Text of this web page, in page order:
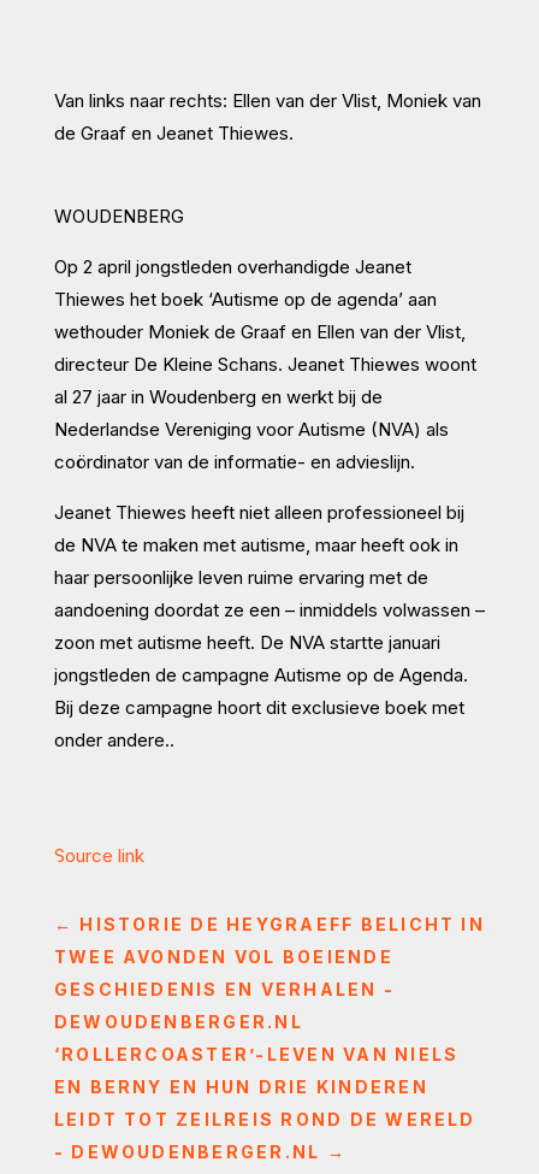
Van links naar rechts: Ellen van der Vlist, Moniek van
de Graaf en Jeanet Thiewes.
WOUDENBERG
Op 2 april jongstleden overhandigde Jeanet
Thiewes het boek ‘Autisme op de agenda’ aan
wethouder Moniek de Graaf en Ellen van der Vlist,
directeur De Kleine Schans. Jeanet Thiewes woont
al 27 jaar in Woudenberg en werkt bij de
Nederlandse Vereniging voor Autisme (NVA) als
coördinator van de informatie- en advieslijn.
Jeanet Thiewes heeft niet alleen professioneel bij
de NVA te maken met autisme, maar heeft ook in
haar persoonlijke leven ruime ervaring met de
aandoening doordat ze een – inmiddels volwassen –
zoon met autisme heeft. De NVA startte januari
jongstleden de campagne Autisme op de Agenda.
Bij deze campagne hoort dit exclusieve boek met
onder andere..
Source link
← HISTORIE DE HEYGRAEFF BELICHT IN
TWEE AVONDEN VOL BOEIENDE
GESCHIEDENIS EN VERHALEN -
DEWOUDENBERGER.NL
‘ROLLERCOASTER’-LEVEN VAN NIELS
EN BERNY EN HUN DRIE KINDEREN
LEIDT TOT ZEILREIS ROND DE WERELD
- DEWOUDENBERGER.NL →